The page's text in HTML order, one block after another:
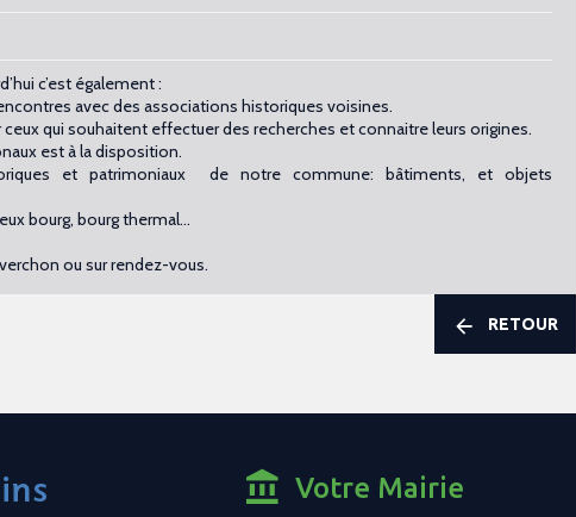
c’est également :
avec des associations historiques voisines.
qui souhaitent effectuer des recherches et connaitre leurs origines.
est à la disposition.
et patrimoniaux de notre commune: bâtiments, et objets
bourg, bourg thermal…
ou sur rendez-vous.
RETOUR
Votre Mairie